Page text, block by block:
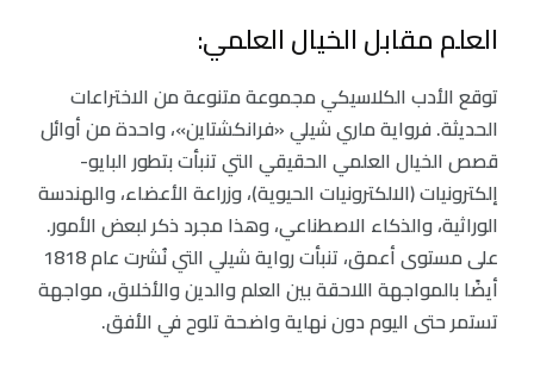
العلم مقابل الخيال العلمي:
توقع الأدب الكلاسيكي مجموعة متنوعة من الاختراعات
الحديثة. فرواية ماري شيلي «فرانكشتاين»، واحدة من أوائل
قصص الخيال العلمي الحقيقي التي تنبأت بتطور البايو-
إلكترونيات (الالكترونيات الحيوية)، وزراعة الأعضاء، والهندسة
الوراثية، والذكاء الاصطناعي، وهذا مجرد ذكر لبعض الأمور.
على مستوى أعمق، تنبأت رواية شيلي التي نُشرت عام 1818
أيضًا بالمواجهة اللاحقة بين العلم والدين والأخلاق، مواجهة
تستمر حتى اليوم دون نهاية واضحة تلوح في الأفق.